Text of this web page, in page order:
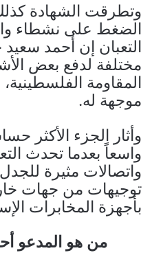
وتطرقت الشهادة
الضغط على نشطاء
التعبان إن أحمد
مختلفة لدفع بعض
المقاومة
موجهة له.
وأثار الجزء الأكثر
واسعاً بعدما تحدث
واتصالات مثيرة
توجيهات من جهات
بأجهزة المخابرات
من هو المدعو